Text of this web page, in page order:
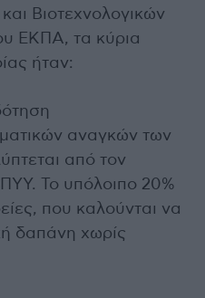
Βιοτεχνολογικών
ΕΚΠΑ, τα κύρια
ήταν:
αναγκών των
από τον
Το υπόλοιπο 20%
που καλούνται να
δαπάνη χωρίς